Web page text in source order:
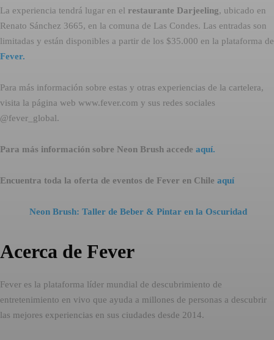
La experiencia tendrá lugar en el restaurante Darjeeling, ubicado en
Renato Sánchez 3665, en la comuna de Las Condes. Las entradas son
limitadas y están disponibles a partir de los $35.000 en la plataforma de
Fever.
Para más información sobre estas y otras experiencias de la cartelera,
visita la página web www.fever.com y sus redes sociales
@fever_global.
Para más información sobre Neon Brush accede aquí.
Encuentra toda la oferta de eventos de Fever en Chile aquí
Neon Brush: Taller de Beber & Pintar en la Oscuridad
Acerca de Fever
Fever es la plataforma líder mundial de descubrimiento de
entretenimiento en vivo que ayuda a millones de personas a descubrir
las mejores experiencias en sus ciudades desde 2014.